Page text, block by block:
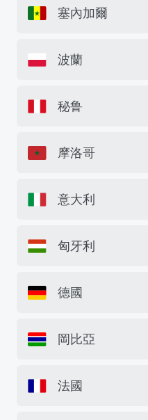
塞內加爾
波蘭
秘鲁
摩洛哥
意大利
匈牙利
德國
岡比亞
法國